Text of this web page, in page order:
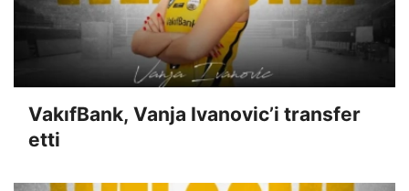
VakıfBank, Vanja Ivanovic’i transfer
etti